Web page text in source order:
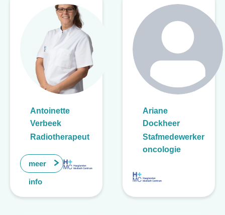
Antoinette
Verbeek
Radiotherapeut
meer
info
Ariane
Dockheer
Stafmedewerker
oncologie